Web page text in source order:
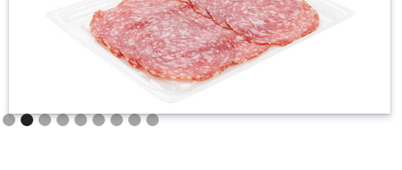
Slide 2 of 9.